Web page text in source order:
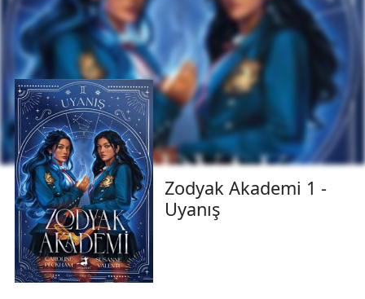
Zodyak Akademi 1 -
Uyanış